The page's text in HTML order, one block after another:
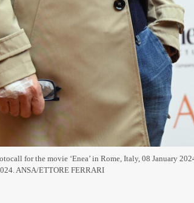
for the movie ‘Enea’ in Rome, Italy, 08 January
ANSA/ETTORE FERRARI